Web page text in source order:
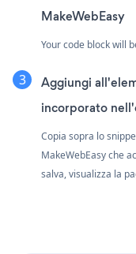
MakeWebEasy
Your code block will
Aggiungi
incorporato
Copia sopra lo
MakeWebEasy che
salva, visualizza la